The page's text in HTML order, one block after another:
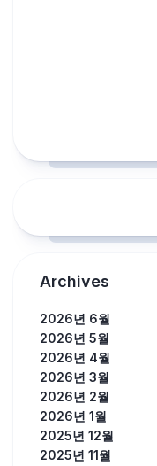
Archives
2026년 6월
2026년 5월
2026년 4월
2026년 3월
2026년 2월
2026년 1월
2025년 12월
2025년 11월